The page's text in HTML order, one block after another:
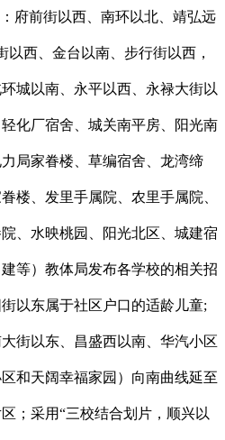
府前街以西、南环以北、靖弘远
以西、金台以南、步行街以西，
城以南、永平以西、永禄大街以
化厂宿舍、城关南平房、阳光南
局家眷楼、草编宿舍、龙湾缔
楼、发里手属院、农里手属院、
、水映桃园、阳光北区、城建宿
等）教体局发布各学校的相关招
以东属于社区户口的适龄儿童;
街以东、昌盛西以南、华汽小区
和天阔幸福家园）向南曲线延至
；采用“三校结合划片，顺兴以